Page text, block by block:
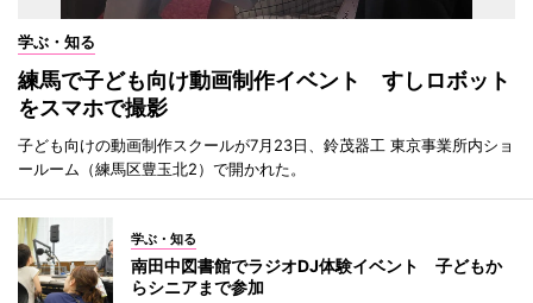
学ぶ・知る
練馬で子ども向け動画制作イベント すしロボット
をスマホで撮影
子ども向けの動画制作スクールが7月23日、鈴茂器工 東京事業所内ショ
ールーム（練馬区豊玉北2）で開かれた。
学ぶ・知る
南田中図書館でラジオDJ体験イベント 子どもか
らシニアまで参加